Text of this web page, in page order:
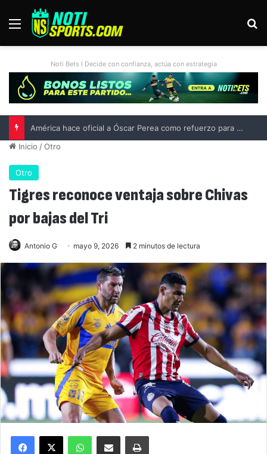
Menú
Noti Bets I Decide con confianza, actúa con estrategia
América hace oficial a Óscar Perea como refuerzo para el Apertura 2026
Inicio /Otro
Otro
Tigres reconoce ventaja sobre Chivas
por bajas del Tri
Antonio G mayo 9, 2026 2 minutos de lectura
Facebook
X WhatsAppCompartir por correo electrónicoImprimir